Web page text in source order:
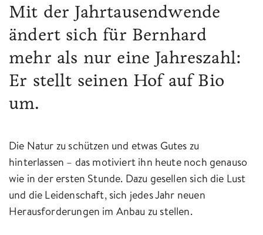
Mit der Jahrtausendwende
ändert sich für Bernhard
mehr als nur eine Jahreszahl:
Er stellt seinen Hof auf Bio
um.
Die Natur zu schützen und etwas Gutes zu
hinterlassen – das motiviert ihn heute noch genauso
wie in der ersten Stunde. Dazu gesellen sich die Lust
und die Leidenschaft, sich jedes Jahr neuen
Herausforderungen im Anbau zu stellen.